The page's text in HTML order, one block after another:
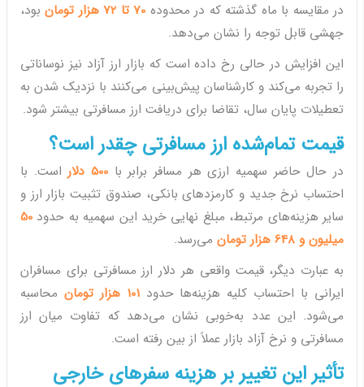
در مقایسه با ماه گذشته که در محدوده 70 تا 72 هزار تومان
بود،
جهشی قابل توجه را نشان می‌دهد.
این افزایش در حالی رخ داده است که بازار ارز آزاد نیز نوساناتی
را تجربه می‌کند و کارشناسان پیش‌بینی می‌کنند با نزدیک شدن به
تعطیلات پایان سال، تقاضا برای دریافت ارز مسافرتی بیشتر شود.
قیمت تمام‌شده ارز مسافرتی چقدر است؟
در حال حاضر سهمیه ارزی هر مسافر برابر با 500 دلار
است. با
احتساب نرخ جدید و کارمزدهای بانکی، صندوق تثبیت بازار ارز و
سایر هزینه‌های مرتبط، مبلغ نهایی خرید این سهمیه به حدود 50
میلیون و 648 هزار تومان
می‌رسد.
به عبارت دیگر، قیمت واقعی هر دلار ارز مسافرتی برای مسافران
ایرانی با احتساب کلیه هزینه‌ها حدود101 هزار تومان
محاسبه
می‌شود. این عدد به‌خوبی نشان می‌دهد که تفاوت میان ارز
مسافرتی و نرخ آزاد بازار عملاً از بین رفته است.
تأثیر این تغییر بر هزینه سفرهای خارجی